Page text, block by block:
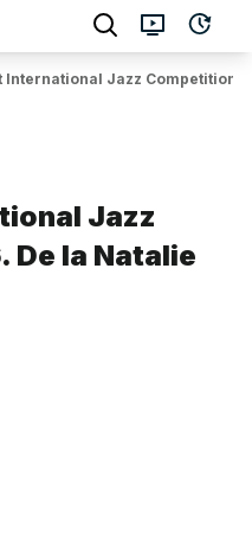
International Jazz Competition
Jazz
De la Natalie